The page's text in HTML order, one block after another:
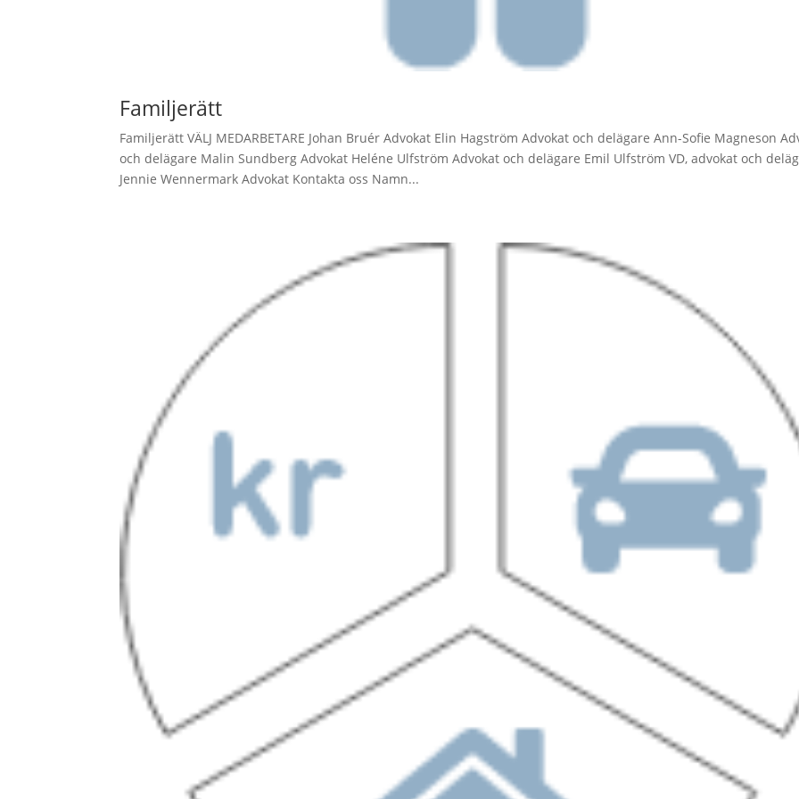
Familjerätt
Familjerätt VÄLJ MEDARBETARE Johan Bruér Advokat Elin Hagström Advokat och delägare Ann-Sofie Magneson
och delägare Malin Sundberg Advokat Heléne Ulfström Advokat och delägare Emil Ulfström VD, advokat och
Jennie Wennermark Advokat Kontakta oss Namn...